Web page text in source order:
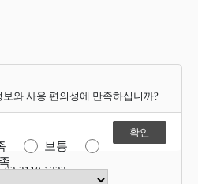
와 사용 편의성에 만족하십니까?
보통
2110-1323